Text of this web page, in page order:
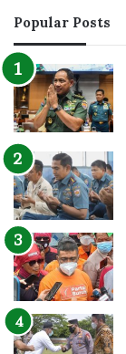
Popular Posts